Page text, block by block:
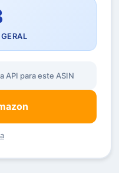
API para este ASIN